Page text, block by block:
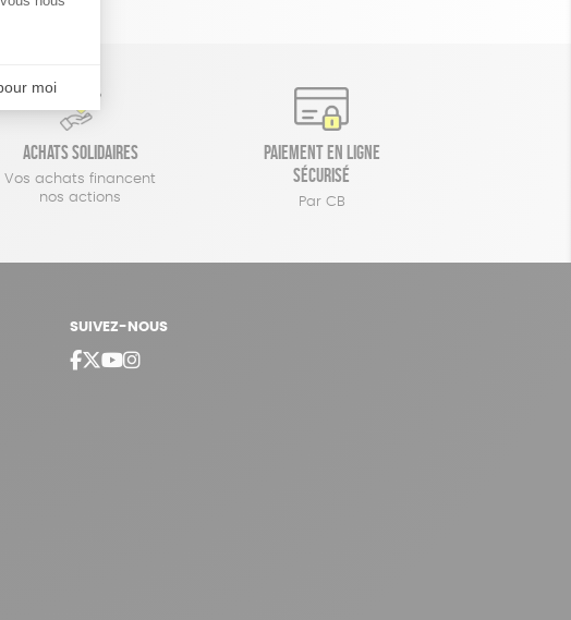
Achats solidaires
Vos achats financent
nos actions
Paiement en ligne
sécurisé
Par CB
SUIVEZ-NOUS